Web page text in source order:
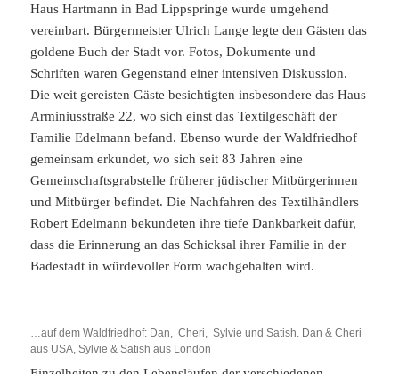
Haus Hartmann in Bad Lippspringe wurde umgehend
vereinbart. Bürgermeister Ulrich Lange legte den Gästen das
goldene Buch der Stadt vor. Fotos, Dokumente und
Schriften waren Gegenstand einer intensiven Diskussion.
Die weit gereisten Gäste besichtigten insbesondere das Haus
Arminiusstraße 22, wo sich einst das Textilgeschäft der
Familie Edelmann befand. Ebenso wurde der Waldfriedhof
gemeinsam erkundet, wo sich seit 83 Jahren eine
Gemeinschaftsgrabstelle früherer jüdischer Mitbürgerinnen
und Mitbürger befindet. Die Nachfahren des Textilhändlers
Robert Edelmann bekundeten ihre tiefe Dankbarkeit dafür,
dass die Erinnerung an das Schicksal ihrer Familie in der
Badestadt in würdevoller Form wachgehalten wird.
…auf dem Waldfriedhof: Dan, Cheri, Sylvie und Satish. Dan & Cheri
aus USA, Sylvie & Satish aus London